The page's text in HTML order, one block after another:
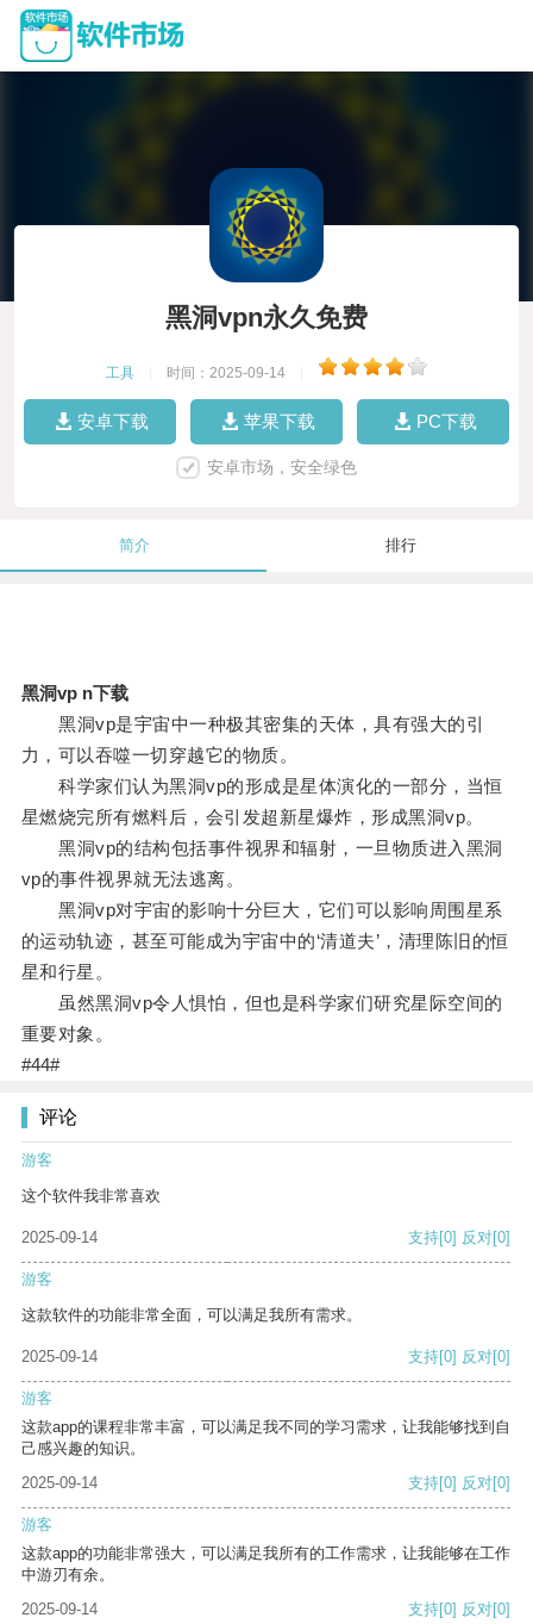
黑洞vpn永久免费
工具 时间：2025-09-14
安卓下载 苹果下载 PC下载
安卓市场，安全绿色
简介 排行
黑洞vp n下载
黑洞vp是宇宙中一种极其密集的天体，具有强大的引
力，可以吞噬一切穿越它的物质。
科学家们认为黑洞vp的形成是星体演化的一部分，当恒
星燃烧完所有燃料后，会引发超新星爆炸，形成黑洞vp。
黑洞vp的结构包括事件视界和辐射，一旦物质进入黑洞
vp的事件视界就无法逃离。
黑洞vp对宇宙的影响十分巨大，它们可以影响周围星系
的运动轨迹，甚至可能成为宇宙中的‘清道夫’，清理陈旧的恒
星和行星。
虽然黑洞vp令人惧怕，但也是科学家们研究星际空间的
重要对象。
#44#
评论
游客
这个软件我非常喜欢
2025-09-14 支持[0] 反对[0]
游客
这款软件的功能非常全面，可以满足我所有需求。
2025-09-14 支持[0] 反对[0]
游客
这款app的课程非常丰富，可以满足我不同的学习需求，让我能够找到自
己感兴趣的知识。
2025-09-14
支持[0] 反对[0]
游客
这款app的功能非常强大，可以满足我所有的工作需求，让我能够在工作
中游刃有余。
2025-09-14
支持[0] 反对[0]